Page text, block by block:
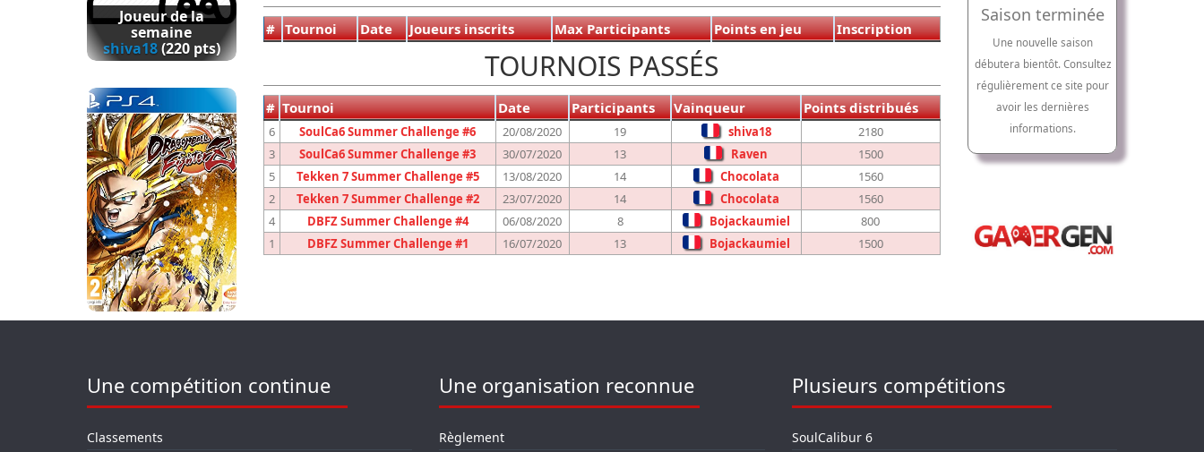
Joueur de la
semaine
shiva18(220 pts)
# Tournoi Date Joueurs inscrits Max Participants Points en jeu Inscription
TOURNOIS PASSÉS
# Tournoi Date Participants Vainqueur Points distribués
6 SoulCa6 Summer Challenge #6 20/08/2020 19 shiva18
2180
3
SoulCa6 Summer Challenge #3 30/07/2020 13 Raven
1500
5
Tekken 7 Summer Challenge #5 13/08/2020 14 Chocolata
1560
2
Tekken 7 Summer Challenge #2 23/07/2020 14 Chocolata
1560
4
DBFZ Summer Challenge #4 06/08/2020 8 Bojackaumiel
800
1
DBFZ Summer Challenge #1 16/07/2020 13 Bojackaumiel 1500
Saison terminée
Une nouvelle saison
débutera bientôt. Consultez
régulièrement ce site pour
avoir les dernières
informations.
Une compétition continue
Classements
Une organisation reconnue
Règlement
Plusieurs compétitions
SoulCalibur 6